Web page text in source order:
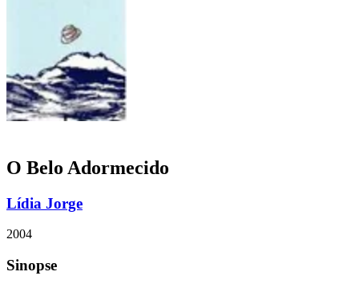
O Belo Adormecido
Lídia Jorge
2004
Sinopse